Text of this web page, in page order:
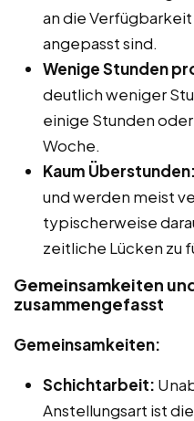
an die
angepasst sind.
Wenige Stunden
deutlich weniger
einige Stunden
Woche.
Kaum Überstunden:
und werden meist
typischerweise
zeitliche Lücken zu
Gemeinsamkeiten
zusammengefasst
Gemeinsamkeiten:
Schichtarbeit:
Anstellungsart ist